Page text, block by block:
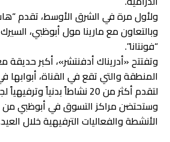
ولأول مرة في الشرق الأوسط، تقدم “هات
وبالتعاون مع مارينا مول أبوظبي،
“فونتانا”.
وتفتتح «أدريناك أدفنتشر»، أكبر حديقة
المنطقة والتي تقع في القناة، أبوابها
لتقدم أكثر من 20 نشاطاً بدنياً
وستحتضن مراكز التسوق في أبوظبي من
الأنشطة والفعاليات الترفيهية خلال